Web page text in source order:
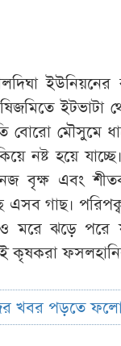
ইউনিয়নের
ইটভাটা
বোরো মৌসুমে
নষ্ট হয়ে
বৃক্ষ এবং
এসব গাছ।
ঝড়ে পরে
কৃষকরা
খবর পড়তে